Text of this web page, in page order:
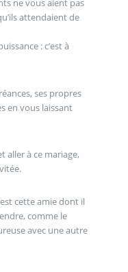
ne vous aient pas
attendaient de
: c’est à
ses propres
en vous laissant
aller à ce mariage,
cette amie dont il
comme le
avec une autre